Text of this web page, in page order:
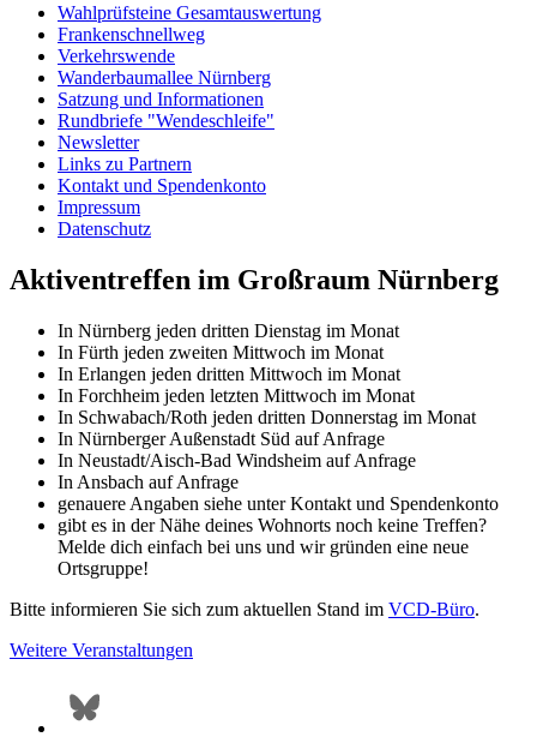
Wahlprüfsteine Gesamtauswertung
Frankenschnellweg
Verkehrswende
Wanderbaumallee Nürnberg
Satzung und Informationen
Rundbriefe "Wendeschleife"
Newsletter
Links zu Partnern
Kontakt und Spendenkonto
Impressum
Datenschutz
Aktiventreffen im Großraum Nürnberg
In Nürnberg jeden dritten Dienstag im Monat
In Fürth jeden zweiten Mittwoch im Monat
In Erlangen jeden dritten Mittwoch im Monat
In Forchheim jeden letzten Mittwoch im Monat
In Schwabach/Roth jeden dritten Donnerstag im Monat
In Nürnberger Außenstadt Süd auf Anfrage
In Neustadt/Aisch-Bad Windsheim auf Anfrage
In Ansbach auf Anfrage
genauere Angaben siehe unter Kontakt und Spendenkonto
gibt es in der Nähe deines Wohnorts noch keine Treffen?
Melde dich einfach bei uns und wir gründen eine neue
Ortsgruppe!
Bitte informieren Sie sich zum aktuellen Stand im VCD-Büro.
Weitere Veranstaltungen